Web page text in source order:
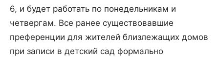
6, и будет работать по понедельникам и
четвергам. Все ранее существовавшие
преференции для жителей близлежащих домов
при записи в детский сад формально